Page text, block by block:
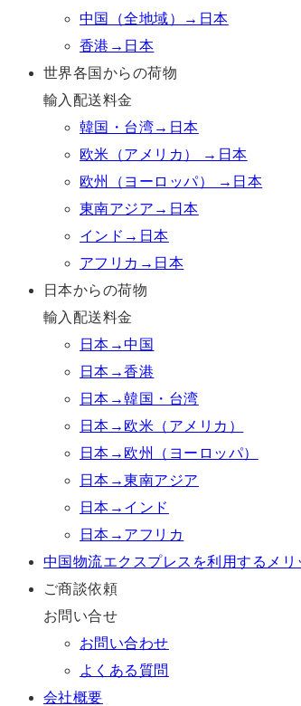
中国（全地域）→日本
香港→日本
世界各国からの荷物
輸入配送料金
韓国・台湾→日本
欧米（アメリカ） →日本
欧州（ヨーロッパ） →日本
東南アジア→日本
インド→日本
アフリカ→日本
日本からの荷物
輸入配送料金
日本→中国
日本→香港
日本→韓国・台湾
日本→欧米（アメリカ）
日本→欧州（ヨーロッパ）
日本→東南アジア
日本→インド
日本→アフリカ
中国物流エクスプレスを利用するメリ
ご商談依頼
お問い合せ
お問い合わせ
よくある質問
会社概要